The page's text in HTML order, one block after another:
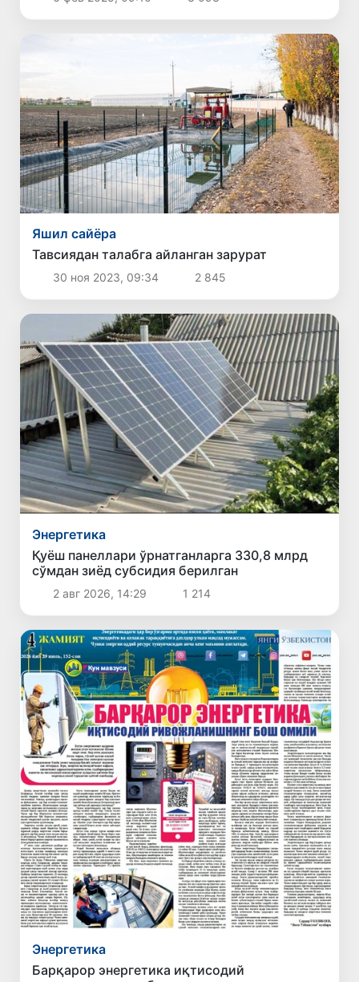
Яшил сайёра
Тавсиядан талабга айланган зарурат
30 ноя 2023, 09:34 2 845
Энергетика
Қуёш панеллари ўрнатганларга 330,8 млрд
сўмдан зиёд субсидия берилган
2 авг 2026, 14:29 1 214
Энергетика
Барқарор энергетика иқтисодий